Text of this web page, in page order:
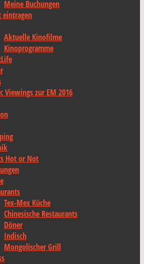
Meine Buchungen
eintragen
Aktuelle Kinofilme
Kinoprogramme
Viewings zur EM 2016
Hot or Not
Tex-Mex Küche
Chinesische Restaurants
Döner
Indisch
Mongolischer Grill